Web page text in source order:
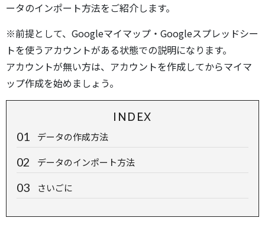
ータのインポート方法をご紹介します。
※前提として、Googleマイマップ・Googleスプレッドシー
トを使うアカウントがある状態での説明になります。
アカウントが無い方は、アカウントを作成してからマイマ
ップ作成を始めましょう。
INDEX
データの作成方法
データのインポート方法
さいごに